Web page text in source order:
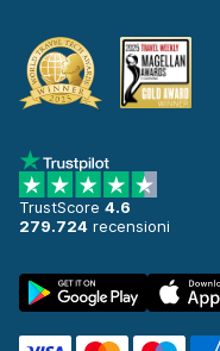
TrustScore 4.6
279.724 recensioni